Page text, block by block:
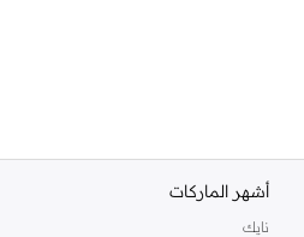
أشهر الماركات
نايك